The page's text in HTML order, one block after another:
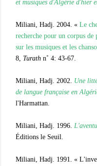
et musiques d'Algérie d'hier
Miliani, Hadj. 2004. « Le
recherche pour un corpus de
sur les musiques et les
8, Turath n˚ 4: 43-67.
Miliani, Hadj. 2002. Une
de langue française en
l'Harmattan.
Miliani, Hadj. 1996.
Éditions le Seuil.
Miliani, Hadj. 1991. «